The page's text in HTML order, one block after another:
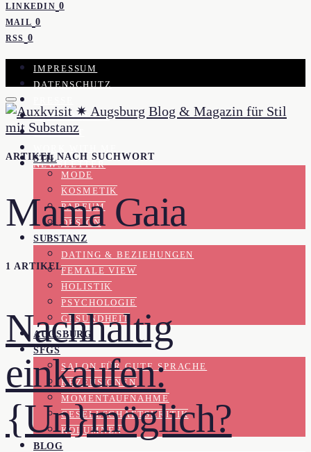
LINKEDIN 0
MAIL 0
RSS 0
IMPRESSUM
DATENSCHUTZ
KOOPERATION
KONTAKT
NEWSLETTER
STIL
MODE
KOSMETIK
PARFUM
DESIGN
SUBSTANZ
DATING & BEZIEHUNGEN
FEMALE VIEW
HOLISTIK
PSYCHOLOGIE
GESUNDHEIT
AUGSBURG
SFGS
SALON FÜR GUTE SPRACHE
REZENSIONEN
MOMENTAUFNAHME
GESELLSCHAFTSKRITIK
KOLUMNEN
BLOG
ARTIKEL NACH SUCHWORT
Mama Gaia
1 ARTIKEL
Nachhaltig
einkaufen:
{Un}möglich?